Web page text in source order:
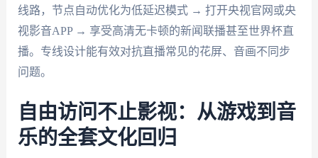
线路，节点自动优化为低延迟模式 → 打开央视官网或央
视影音APP → 享受高清无卡顿的新闻联播甚至世界杯直
播。专线设计能有效对抗直播常见的花屏、音画不同步
问题。
自由访问不止影视：从游戏到音
乐的全套文化回归